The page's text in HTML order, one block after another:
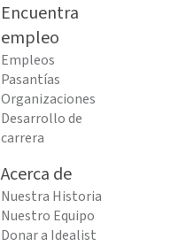
Encuentra
empleo
Empleos
Pasantías
Organizaciones
Desarrollo de
carrera
Acerca de
Nuestra Historia
Nuestro Equipo
Donar a Idealist